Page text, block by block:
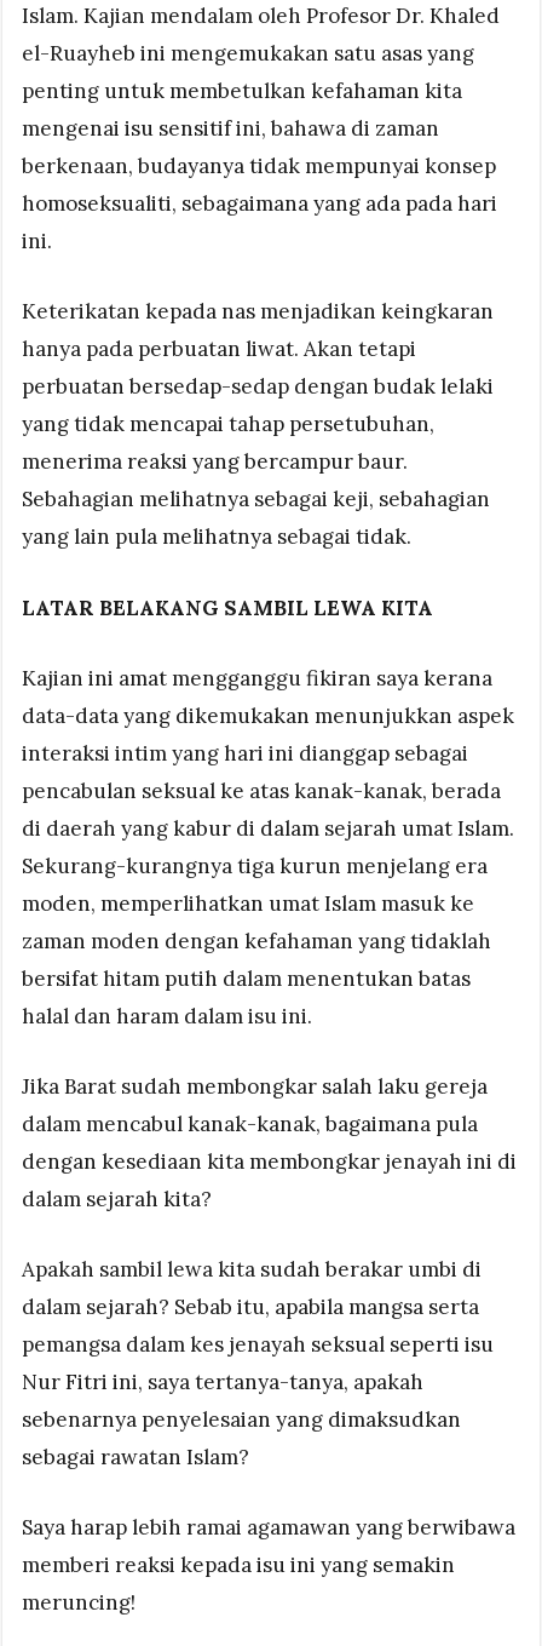
Islam. Kajian mendalam oleh Profesor Dr. Khaled
el-Ruayheb ini mengemukakan satu asas yang
penting untuk membetulkan kefahaman kita
mengenai isu sensitif ini, bahawa di zaman
berkenaan, budayanya tidak mempunyai konsep
homoseksualiti, sebagaimana yang ada pada hari
ini.
Keterikatan kepada nas menjadikan keingkaran
hanya pada perbuatan liwat. Akan tetapi
perbuatan bersedap-sedap dengan budak lelaki
yang tidak mencapai tahap persetubuhan,
menerima reaksi yang bercampur baur.
Sebahagian melihatnya sebagai keji, sebahagian
yang lain pula melihatnya sebagai tidak.
LATAR BELAKANG SAMBIL LEWA KITA
Kajian ini amat mengganggu fikiran saya kerana
data-data yang dikemukakan menunjukkan aspek
interaksi intim yang hari ini dianggap sebagai
pencabulan seksual ke atas kanak-kanak, berada
di daerah yang kabur di dalam sejarah umat Islam.
Sekurang-kurangnya tiga kurun menjelang era
moden, memperlihatkan umat Islam masuk ke
zaman moden dengan kefahaman yang tidaklah
bersifat hitam putih dalam menentukan batas
halal dan haram dalam isu ini.
Jika Barat sudah membongkar salah laku gereja
dalam mencabul kanak-kanak, bagaimana pula
dengan kesediaan kita membongkar jenayah ini di
dalam sejarah kita?
Apakah sambil lewa kita sudah berakar umbi di
dalam sejarah? Sebab itu, apabila mangsa serta
pemangsa dalam kes jenayah seksual seperti isu
Nur Fitri ini, saya tertanya-tanya, apakah
sebenarnya penyelesaian yang dimaksudkan
sebagai rawatan Islam?
Saya harap lebih ramai agamawan yang berwibawa
memberi reaksi kepada isu ini yang semakin
meruncing!